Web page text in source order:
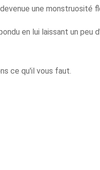
une monstruosité
en lui laissant un peu
ce qu'il vous faut.